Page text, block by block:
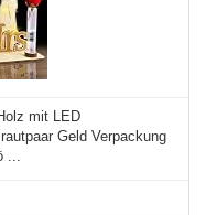
mit LED
Geld Verpackung